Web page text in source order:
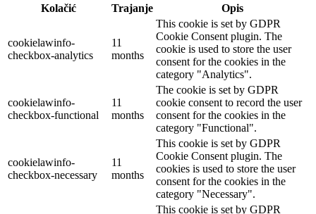
Kolačić
Trajanje Opis
cookielawinfo-
checkbox-analytics
11
months
This cookie is set by GDPR
Cookie Consent plugin. The
cookie is used to store the user
consent for the cookies in the
category "Analytics".
cookielawinfo-
checkbox-functional
11
months
The cookie is set by GDPR
cookie consent to record the user
consent for the cookies in the
category "Functional".
cookielawinfo-
checkbox-necessary
11
months
This cookie is set by GDPR
Cookie Consent plugin. The
cookies is used to store the user
consent for the cookies in the
category "Necessary".
This cookie is set by GDPR